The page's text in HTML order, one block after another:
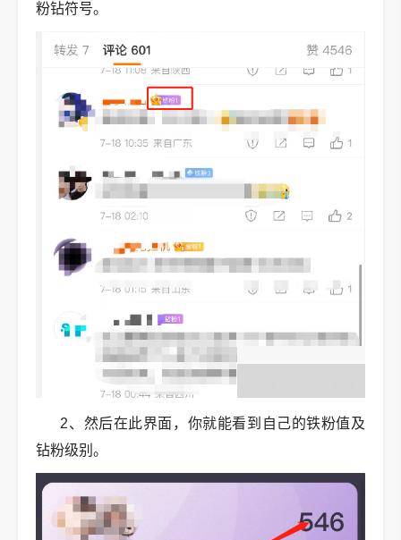
粉钻符号。
2、然后在此界面，你就能看到自己的铁粉值及
钻粉级别。